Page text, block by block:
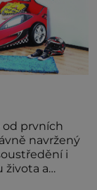
od prvních
navržený
i
života a